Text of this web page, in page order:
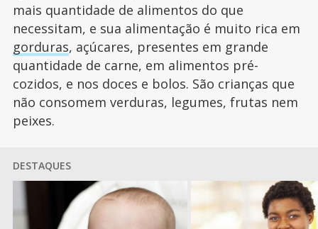
mais quantidade de alimentos do que
necessitam, e sua alimentação é muito rica em
gorduras, açúcares, presentes em grande
quantidade de carne, em alimentos pré-
cozidos, e nos doces e bolos. São crianças que
não consomem verduras, legumes, frutas nem
peixes.
DESTAQUES